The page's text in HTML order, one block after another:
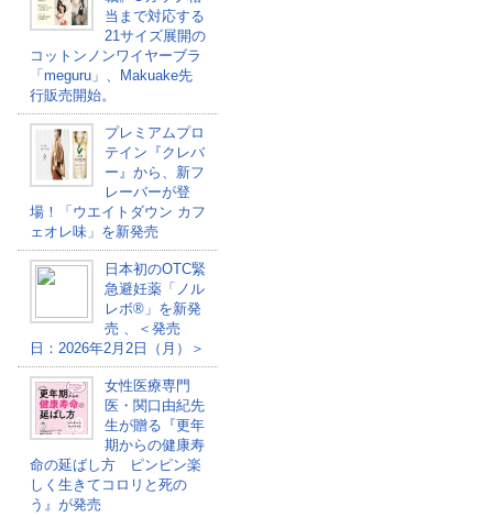
当まで対応する
21サイズ展開の
コットンノンワイヤーブラ
「meguru」、Makuake先
行販売開始。
プレミアムプロ
テイン『クレバ
ー』から、新フ
レーバーが登
場！「ウエイトダウン カフ
ェオレ味」を新発売
日本初のOTC緊
急避妊薬「ノル
レボ®」を新発
売 、＜発売
日：2026年2月2日（月）＞
女性医療専門
医・関口由紀先
生が贈る『更年
期からの健康寿
命の延ばし方 ピンピン楽
しく生きてコロリと死の
う』が発売